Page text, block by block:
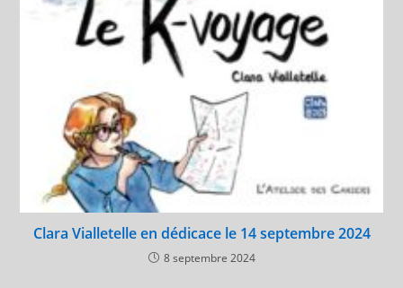
Clara Vialletelle en dédicace le 14 septembre 2024
8 septembre 2024